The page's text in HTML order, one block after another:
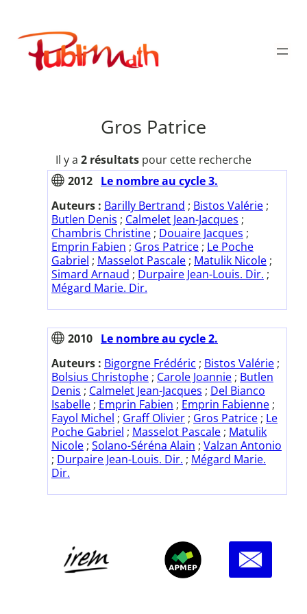
contenu
Publimath
Gros Patrice
Il y a 2 résultats pour cette recherche
2012 Le nombre au cycle 3.
Auteurs : Barilly Bertrand ; Bistos Valérie ;
Butlen Denis ; Calmelet Jean-Jacques ;
Chambris Christine ; Douaire Jacques ;
Emprin Fabien ; Gros Patrice ; Le Poche
Gabriel ; Masselot Pascale ; Matulik Nicole ;
Simard Arnaud ; Durpaire Jean-Louis. Dir. ;
Mégard Marie. Dir.
2010 Le nombre au cycle 2.
Auteurs : Bigorgne Frédéric ; Bistos Valérie ;
Bolsius Christophe ; Carole Joannie ; Butlen
Denis ; Calmelet Jean-Jacques ; Del Bianco
Isabelle ; Emprin Fabien ; Emprin Fabienne ;
Fayol Michel ; Graff Olivier ; Gros Patrice ; Le
Poche Gabriel ; Masselot Pascale ; Matulik
Nicole ; Solano-Séréna Alain ; Valzan Antonio
; Durpaire Jean-Louis. Dir. ; Mégard Marie.
Dir.